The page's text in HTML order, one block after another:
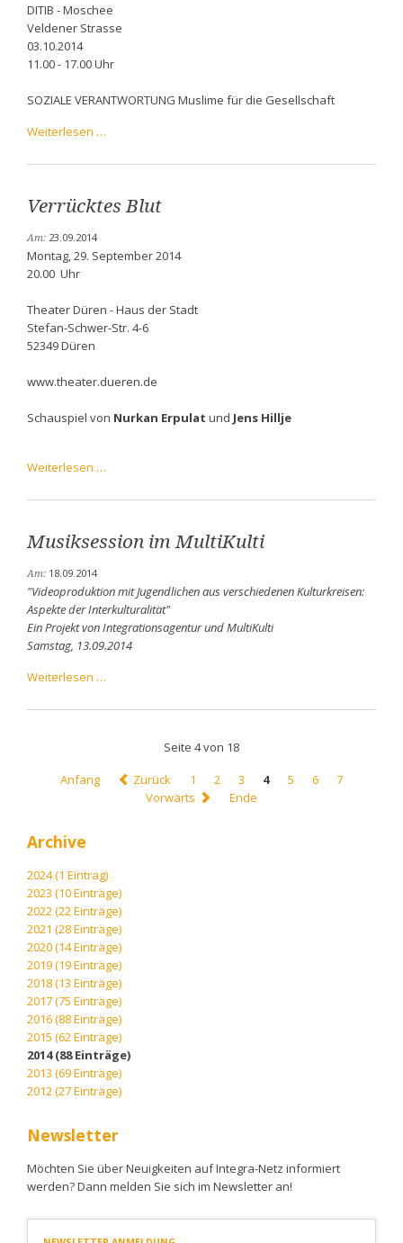
DITIB - Moschee
Veldener Strasse
03.10.2014
11.00 - 17.00 Uhr
SOZIALE VERANTWORTUNG Muslime für die Gesellschaft
Weiterlesen …TAG
OFFENEN
Verrücktes Blut
Am: 23.09.2014
Montag, 29. September 2014
20.00 Uhr
Theater Düren - Haus der Stadt
Stefan-Schwer-Str. 4-6
52349 Düren
www.theater.dueren.de
Schauspiel von Nurkan Erpulat und Jens Hillje
Weiterlesen …Verrücktes
Musiksession im MultiKulti
Am: 18.09.2014
"Videoproduktion mit Jugendlichen aus verschiedenen Kulturkreisen:
Aspekte der Interkulturalität"
Ein Projekt von Integrationsagentur und MultiKulti
Samstag, 13.09.2014
Weiterlesen …Musiksession
MultiKulti
Seite 4 von 18
Anfang
Zurück 1 2 3 4 5 6
7
Vorwärts
Ende
Archive
2024 (1 Eintrag)
2023 (10 Einträge)
2022 (22 Einträge)
2021 (28 Einträge)
2020 (14 Einträge)
2019 (19 Einträge)
2018 (13 Einträge)
2017 (75 Einträge)
2016 (88 Einträge)
2015 (62 Einträge)
2014 (88 Einträge)
2013 (69 Einträge)
2012 (27 Einträge)
Newsletter
Möchten Sie über Neuigkeiten auf Integra-Netz informiert
werden? Dann melden Sie sich im Newsletter an!